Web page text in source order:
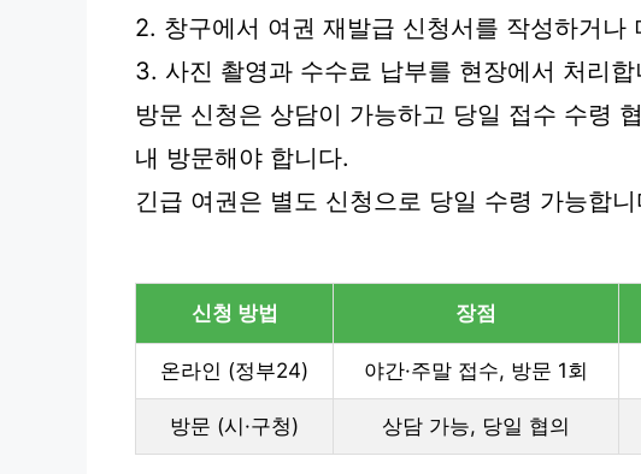
2. 창구에서 여권 재발급 신청서를 작성하거나
3. 사진 촬영과 수수료 납부를 현장에서 처리합
방문 신청은 상담이 가능하고 당일 접수 수령
내 방문해야 합니다.
긴급 여권은 별도 신청으로 당일 수령 가능합니
신청 방법 장점
온라인 (정부24) 야간·주말 접수, 방문 1회
방문 (시·구청) 상담 가능, 당일 협의